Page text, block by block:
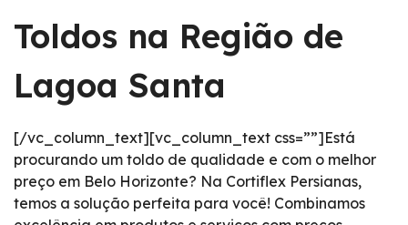
Toldos na Região de
Lagoa Santa
[/vc_column_text][vc_column_text css=””]Está
procurando um toldo de qualidade e com o melhor
preço em Belo Horizonte? Na Cortiflex Persianas,
temos a solução perfeita para você! Combinamos